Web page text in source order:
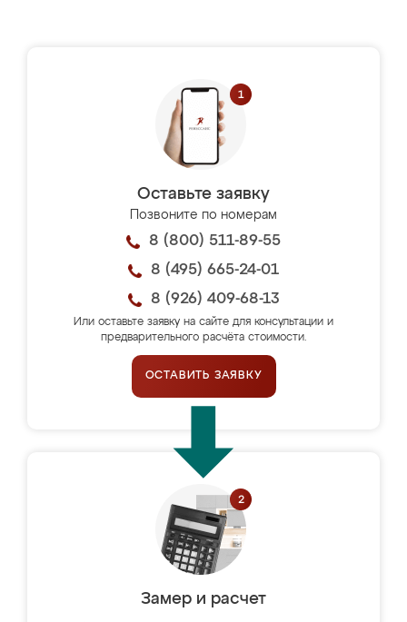
Оставьте заявку
Позвоните по номерам
8 (800) 511-89-55
8 (495) 665-24-01
8 (926) 409-68-13
Или оставьте заявку на сайте для консультации и
предварительного расчёта стоимости.
ОСТАВИТЬ ЗАЯВКУ
Замер и расчет